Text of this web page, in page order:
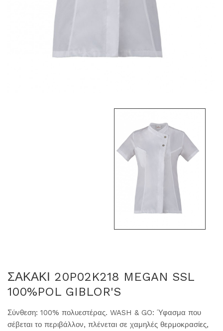
ΣΑΚΑΚΙ 20P02K218 MEGAN SSL
100%POL GIBLOR'S
Σύνθεση: 100% πολυεστέρας. WASH & GO: Ύφασμα που
σέβεται το περιβάλλον, πλένεται σε χαμηλές θερμοκρασίες,